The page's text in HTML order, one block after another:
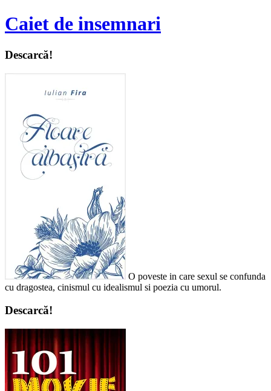
Caiet de insemnari
Descarcă!
O poveste in care sexul se confunda
cu dragostea, cinismul cu idealismul si poezia cu umorul.
Descarcă!